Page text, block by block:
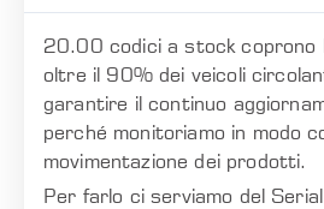
20.00 codici a stock coprono
oltre il 90% dei veicoli
garantire il continuo
perché monitoriamo in modo
movimentazione dei prodotti.
Per farlo ci serviamo del